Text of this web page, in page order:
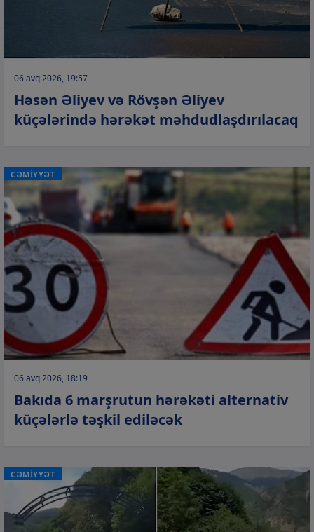
06 avq 2026, 19:57
Həsən Əliyev və Rövşən Əliyev
küçələrində hərəkət məhdudlaşdırılacaq
CƏMİYYƏT
06 avq 2026, 18:19
Bakıda 6 marşrutun hərəkəti alternativ
küçələrlə təşkil ediləcək
CƏMİYYƏT